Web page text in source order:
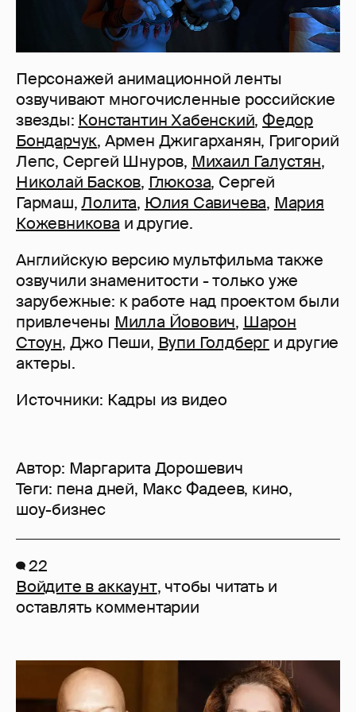
Персонажей анимационной ленты
озвучивают многочисленные российские
звезды: Константин Хабенский,Федор
Бондарчук, Армен Джигарханян, Григорий
Лепс, Сергей Шнуров, Михаил Галустян,
Николай Басков, Глюкоза, Сергей
Гармаш,Лолита, Юлия Савичева, Мария
Кожевникова и другие.
Английскую версию мультфильма также
озвучили знаменитости - только уже
зарубежные: к работе над проектом были
привлечены Милла Йовович, Шарон
Стоун, Джо Пеши, Вупи Голдберг и другие
актеры.
Источники: Кадры из видео
Автор: Маргарита Дорошевич
Теги: пена дней, Макс Фадеев, кино,
шоу-бизнес
22
Войдите в аккаунт, чтобы читать и
оставлять комментарии